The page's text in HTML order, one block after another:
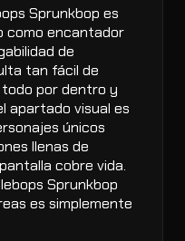
Sprunkbop es
como encantador
de
tan fácil de
por dentro y
apartado visual es
únicos
llenas de
cobre vida.
Sprunkbop
es simplemente